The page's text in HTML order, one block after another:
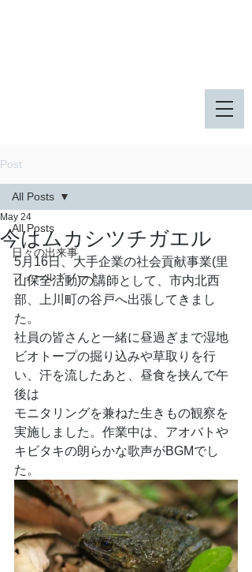
Post
All Posts
日々の出来事
フィールドノート
All Posts
今はムカシツチガエル
May 24
5月16日、大手企業の社会貢献事業(里
山保全活動)の講師として、市内北西
部、上川町の谷戸へ出張してきまし
た。
社員の皆さんと一緒に昼過ぎまで湿地
ビオトープの掘り込みや草取りを行
い、汗を流したあと、昼食を挟んで午
後は
モニタリングを兼ねた生きもの観察を
実施しました。作業中は、アオバトや
キビタキの朗らかな歌声がBGMでし
た。